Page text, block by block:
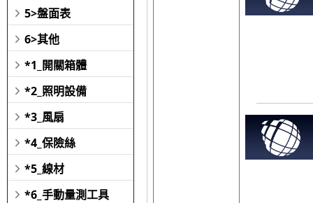
5>盤面表
6>其他
*1_開關箱體
*2_照明設備
*3_風扇
*4_保險絲
*5_線材
*6_手動量測工具